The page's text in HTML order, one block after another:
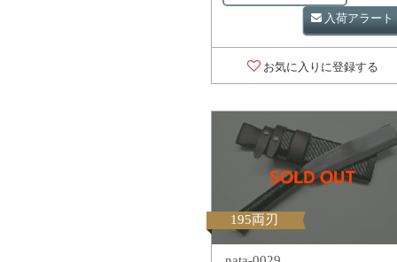
入荷アラート
お気に入りに登録する
195両刃